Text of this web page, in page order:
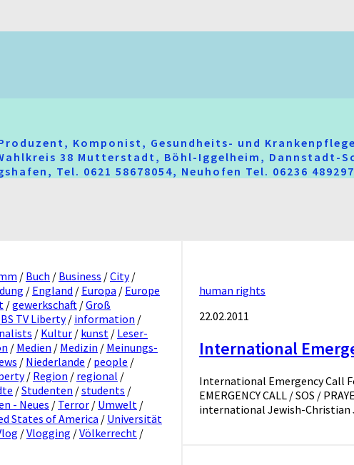
Komponist, Gesundheits- und
Wahlkreis 38 Mutterstadt, Böhl-Iggelheim, Dannstadt-
Tel. 0621 58678054, Neuhofen Tel. 06236
/ Buch / Business /City/
/ England / Europa / Europe
/gewerkschaft /Groß
TV Liberty/ information /
/ Kultur / kunst / Leser-
/ Medien / Medizin / Meinungs-
/ Niederlande / people /
/ Region / regional /
/Studenten /students /
- Neues / Terror / Umwelt /
States of America / Universität
/Vlogging /Völkerrecht /
human rights
22.02.2011
International
International Emergency Call
EMERGENCY CALL / SOS /
international Jewish-Christian